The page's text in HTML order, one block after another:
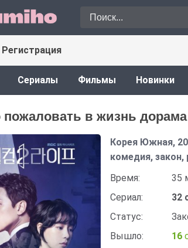
Регистрация
Сериалы Фильмы Новинки
пожаловать в жизнь дорама
Корея Южная,
комедия,
Время:
35
Сериал:
32
Статус:
Вышло:
16